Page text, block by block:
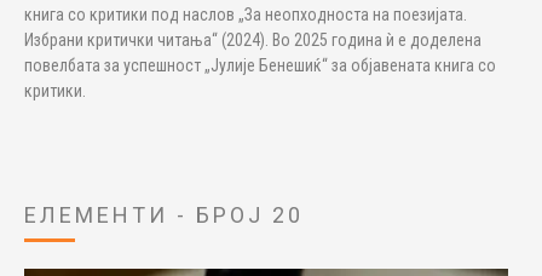
книга со критики под наслов „За неопходноста на поезијата.
Избрани критички читања“ (2024). Во 2025 година ѝ е доделена
повелбата за успешност „Јулије Бенешиќ“ за објавената книга со
критики.
ЕЛЕМЕНТИ - БРОЈ 20